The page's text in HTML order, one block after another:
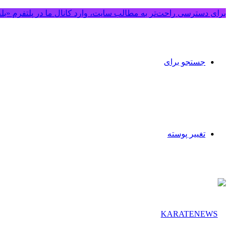
برای دسترسی راحت‌تر به مطالب سایت، وارد کانال ما در پلتفرم
جستجو برای
تغییر پوسته